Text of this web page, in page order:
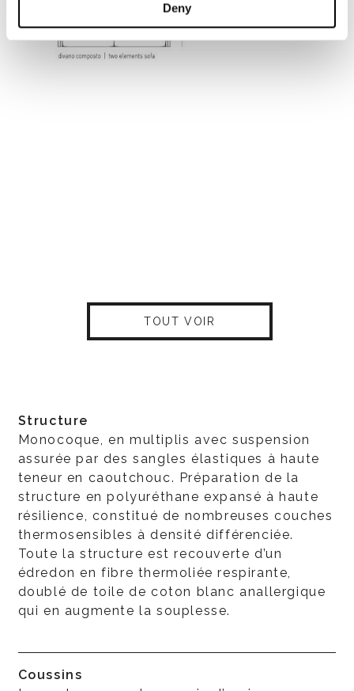
Deny
TOUT VOIR
Structure
Monocoque, en multiplis avec suspension
assurée par des sangles élastiques à haute
teneur en caoutchouc. Préparation de la
structure en polyuréthane expansé à haute
résilience, constitué de nombreuses couches
thermosensibles à densité différenciée.
Toute la structure est recouverte d’un
édredon en fibre thermoliée respirante,
doublé de toile de coton blanc anallergique
qui en augmente la souplesse.
Coussins